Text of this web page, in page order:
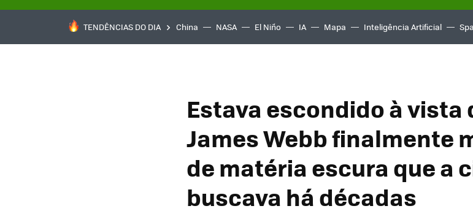
TENDÊNCIAS DO DIA China NASA El Niño IA Mapa Inteligência Artificial
Estava escondido à vista
James Webb finalmente
de matéria escura que a
buscava há décadas